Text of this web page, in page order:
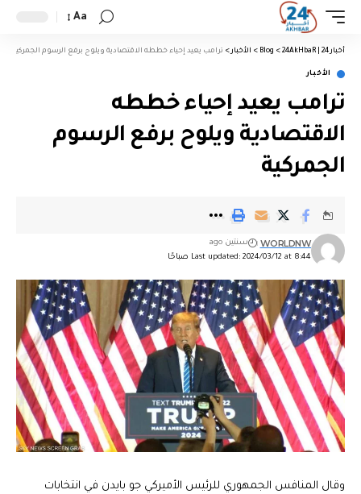
Aa
أخبار 24 | 24AkHbaR >
Blog
> الأخبار > ترامب يعيد إحياء خططه الاقتصادية ويلوح برفع الرسوم الجمركية
الأخبار
ترامب يعيد إحياء خططه
الاقتصادية ويلوح برفع الرسوم
الجمركية
Last updated: 2024/03/12 at 8:44 صباحًا
WORLDNW سنتين ago
وقال المنافس الجمهوري للرئيس الأميركي جو بايدن في انتخابات